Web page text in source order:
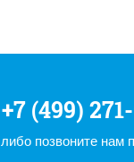
+7 (499)
либо позвоните нам